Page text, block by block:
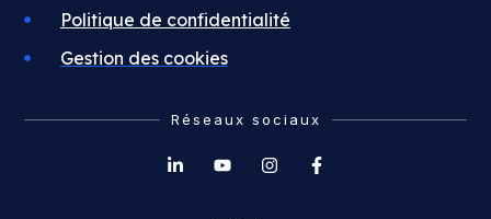
Politique de confidentialité
Gestion des cookies
Réseaux sociaux